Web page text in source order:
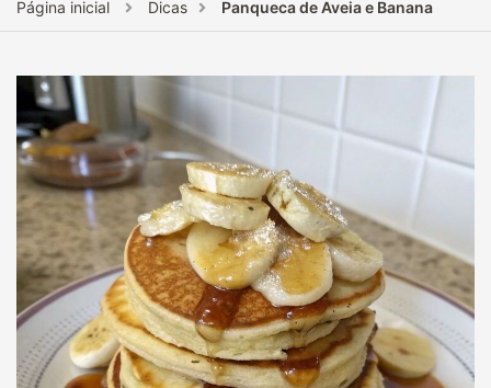
Página inicial Dicas Panqueca de Aveia e Banana